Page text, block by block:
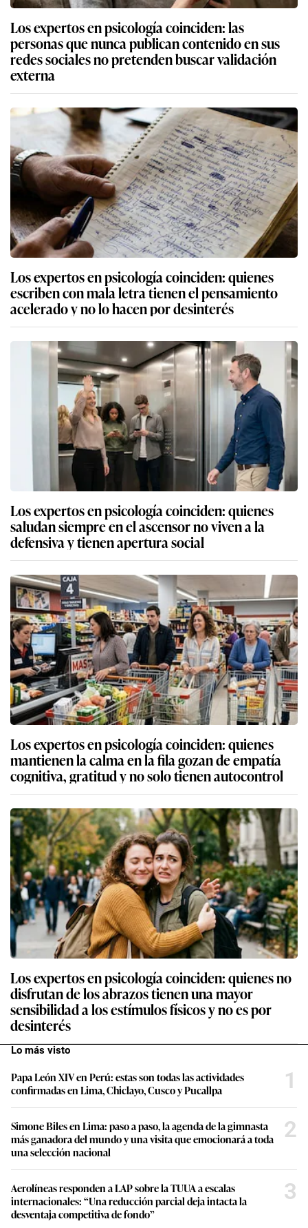
Los expertos en psicología coinciden: las
personas que nunca publican contenido en sus
redes sociales no pretenden buscar validación
externa
Los expertos en psicología coinciden: quienes
escriben con mala letra tienen el pensamiento
acelerado y no lo hacen por desinterés
Los expertos en psicología coinciden: quienes
saludan siempre en el ascensor no viven a la
defensiva y tienen apertura social
Los expertos en psicología coinciden: quienes
mantienen la calma en la fila gozan de empatía
cognitiva, gratitud y no solo tienen autocontrol
Los expertos en psicología coinciden: quienes no
disfrutan de los abrazos tienen una mayor
sensibilidad a los estímulos físicos y no es por
desinterés
Lo más visto
Papa León XIV en Perú: estas son todas las actividades
confirmadas en Lima, Chiclayo, Cusco y Pucallpa
1
Simone Biles en Lima: paso a paso, la agenda de la gimnasta
más ganadora del mundo y una visita que emocionará a toda
una selección nacional
2
Aerolíneas responden a LAP sobre la TUUA a escalas
internacionales: “Una reducción parcial deja intacta la
desventaja competitiva de fondo”
3